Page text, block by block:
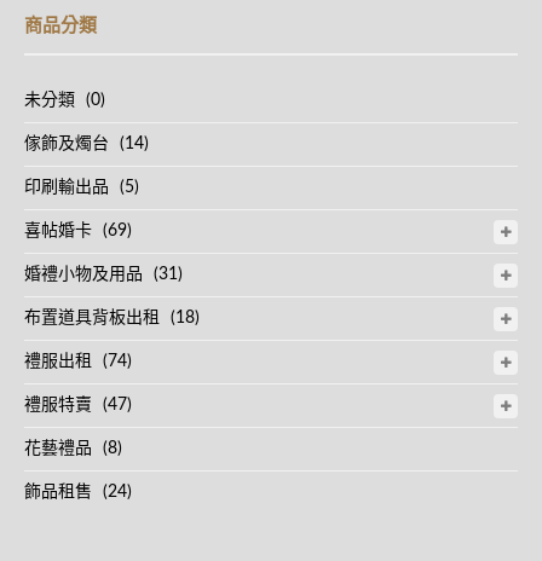
商品分類
未分類 (0)
傢飾及燭台 (14)
印刷輸出品 (5)
喜帖婚卡 (69)
婚禮小物及用品 (31)
布置道具背板出租 (18)
禮服出租 (74)
禮服特賣 (47)
花藝禮品 (8)
飾品租售 (24)